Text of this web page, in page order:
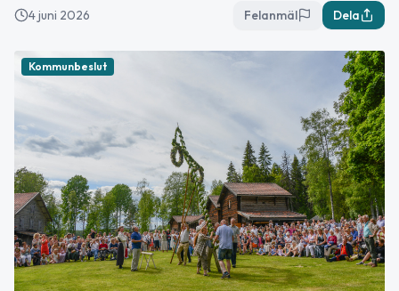
4 juni 2026 Felanmäl Dela
Kommunbeslut